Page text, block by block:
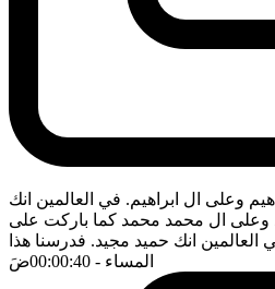
وعلى ال ابراهيم. في العالمين انك
وعلى ال محمد محمد كما باركت على
العالمين انك حميد مجيد. فدرسنا هذا
المساء - 00:00:40 ضَ